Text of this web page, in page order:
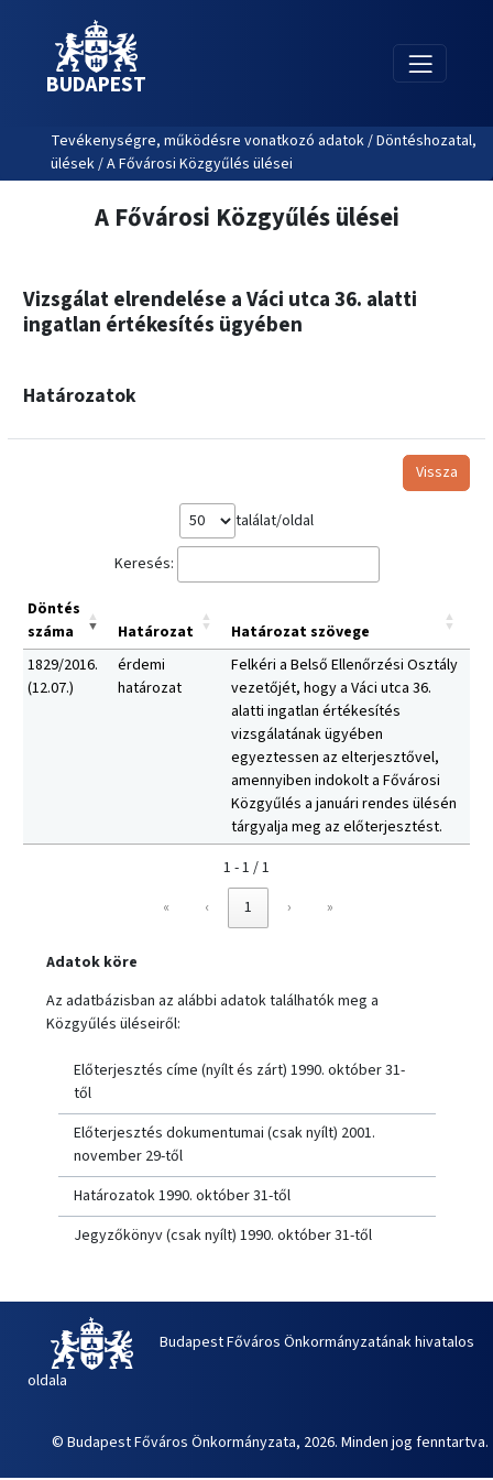
BUDAPEST
Tevékenységre, működésre vonatkozó adatok / Döntéshozatal,
ülések / A Fővárosi Közgyűlés ülései
A Fővárosi Közgyűlés ülései
Vizsgálat elrendelése a Váci utca 36. alatti
ingatlan értékesítés ügyében
Határozatok
Vissza
találat/oldal
Keresés:
Döntés
száma
Határozat
Határozat szövege
1829/2016.
(12.07.)
érdemi
határozat
Felkéri a Belső Ellenőrzési Osztály
vezetőjét, hogy a Váci utca 36.
alatti ingatlan értékesítés
vizsgálatának ügyében
egyeztessen az elterjesztővel,
amennyiben indokolt a Fővárosi
Közgyűlés a januári rendes ülésén
tárgyalja meg az előterjesztést.
1 - 1 / 1
«
‹ 1 › »
Adatok köre
Az adatbázisban az alábbi adatok találhatók meg a
Közgyűlés üléseiről:
Előterjesztés címe (nyílt és zárt) 1990. október 31-
től
Előterjesztés dokumentumai (csak nyílt) 2001.
november 29-től
Határozatok 1990. október 31-től
Jegyzőkönyv (csak nyílt) 1990. október 31-től
Budapest Főváros Önkormányzatának hivatalos
oldala
© Budapest Főváros Önkormányzata, 2026. Minden jog fenntartva.